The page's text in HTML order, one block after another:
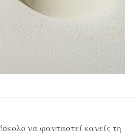
να φανταστεί κανείς τη